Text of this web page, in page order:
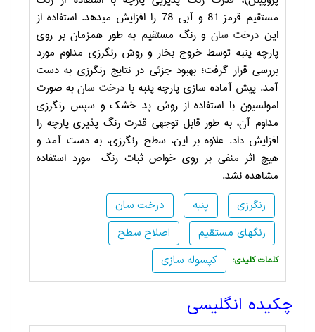
مستقیم قرمز 81 و آبی 78 را افزایش میدهد. استفاده از
این درخت سان و رنگ مستقیم به طور همزمان بر روی
پارچه پنبه توسط خروج بخار و روش رنگرزی مداوم مورد
بررسی قرار گرفت؛ بهبود جزئی در نتایج رنگرزی به دست
آمد. پیش آماده سازی پارچه پنبه با درخت سانبه صورت
امولسیون با استفاده از روش پد خشک و سپس رنگرزی
مداوم آن، به طور قابل توجهی قدرت رنگ پذیری پارچه را
افزایش داد. علاوه بر این، سطح رنگرزی، به دست آمد و
هیچ اثر منفی بر روی خواص ثبات رنگ مورد استفاده
مشاهده نشد.
درخت سان پنبه
رنگرزی
اصلاح سطح
رنگهای مستقیم
کپسوله سازی
:کلمات کلیدی
چکیده انگلیسی